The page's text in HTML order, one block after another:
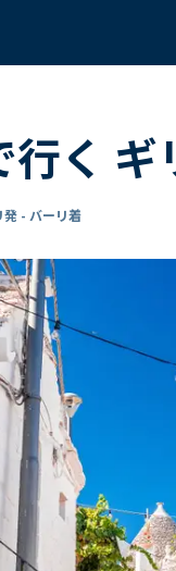
く
発 - バーリ着